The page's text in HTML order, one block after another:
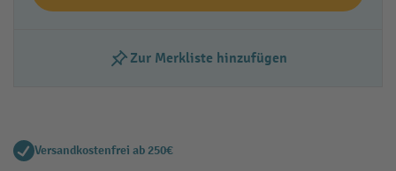
Zur Merkliste hinzufügen
Versandkostenfrei ab 250€